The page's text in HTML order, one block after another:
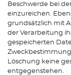
Beschwerde bei
einzureichen.
grundsätzlich mit
der Verarbeitung
gespeicherten
Löschung keine
entgegenstehen.